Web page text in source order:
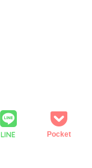
LINE Pocket